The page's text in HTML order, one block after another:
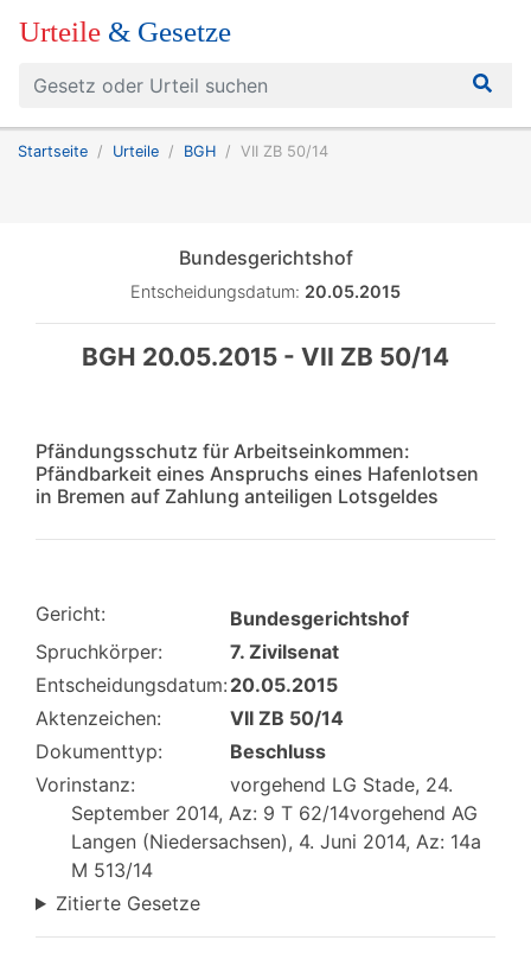
Urteile & Gesetze
Startseite Urteile BGH VII ZB 50/14
Bundesgerichtshof
Entscheidungsdatum: 20.05.2015
BGH 20.05.2015 - VII ZB 50/14
Pfändungsschutz für Arbeitseinkommen:
Pfändbarkeit eines Anspruchs eines Hafenlotsen
in Bremen auf Zahlung anteiligen Lotsgeldes
Gericht:
Bundesgerichtshof
Spruchkörper:
7. Zivilsenat
Entscheidungsdatum: 20.05.2015
Aktenzeichen:
VII ZB 50/14
Dokumenttyp:
Beschluss
Vorinstanz:
vorgehend LG Stade, 24.
September 2014, Az: 9 T 62/14vorgehend AG
Langen (Niedersachsen), 4. Juni 2014, Az: 14a
M 513/14
Zitierte Gesetze